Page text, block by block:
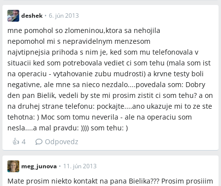
deshek • 6. jún 2013
mne pomohol so zlomeninou,ktora sa nehojila
nepomohol mi s nepravidelnym menzesom
najvtipnejsia prihoda s nim je, ked som mu telefonovala v
situacii ked som potrebovala vediet ci som tehu (mala som ist
na operaciu - vytahovanie zubu mudrosti) a krvne testy boli
negativne, ale mne sa nieco nezdalo....povedala som: Dobry
den pan Bielik, vedeli by ste mi prosim zistit ci som tehu? a on
na druhej strane telefonu: pockajte....ano ukazuje mi to ze ste
tehotna: ) Moc som tomu neverila - ale na operaciu som
nesla....a mal pravdu: )))) som tehu: )
👍 4 Odpovedz
meg_junova • 11. jún 2013
Mate prosim niekto kontakt na pana Bielika??? Prosim prosiiim